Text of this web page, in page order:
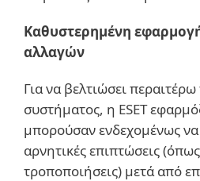
Καθυστερημένη
αλλαγών
Για να βελτιώσει
συστήματος, η ESET
μπορούσαν ενδεχομένως
αρνητικές επιπτώσεις
τροποποιήσεις) μετά από